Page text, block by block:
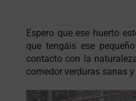
Espero que ese huerto
que tengáis ese
contacto con la
comedor verduras sanas